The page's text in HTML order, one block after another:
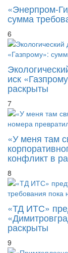
«Энерпром-
сумма
6
иск
раскрыты
7
«У меня там
конфликт в
8
«ТД ИТС»
раскрыты
9